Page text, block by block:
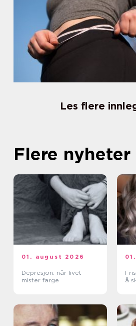
Les flere
Flere nyheter
01. august 2026
Depresjon: når livet
mister farge
å